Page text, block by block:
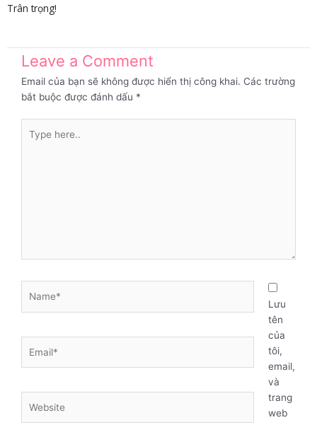
Trân trọng!
Leave a Comment
Email của bạn sẽ không được hiển thị công khai. Các trường
bắt buộc được đánh dấu *
here..
Lưu
tên
của
tôi,
email,
và
trang
web